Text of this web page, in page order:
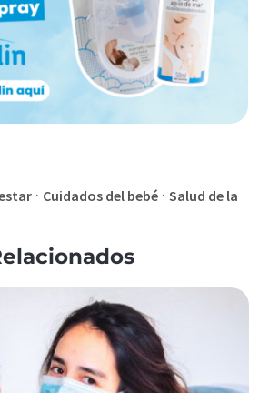
· Cuidados del bebé ·Salud de la